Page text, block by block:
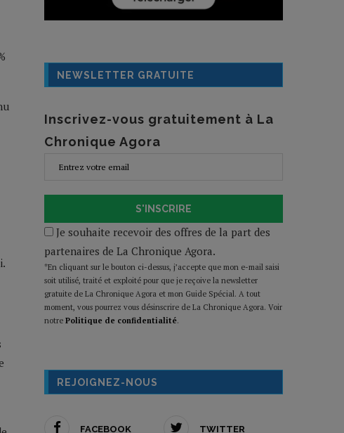
NEWSLETTER GRATUITE
Inscrivez-vous gratuitement à La
Chronique Agora
S'INSCRIRE
Je souhaite recevoir des offres de la part des
partenaires de La Chronique Agora.
*En cliquant sur le bouton ci-dessus, j’accepte que mon e-mail saisi
soit utilisé, traité et exploité pour que je reçoive la newsletter
gratuite de La Chronique Agora et mon Guide Spécial. A tout
moment, vous pourrez vous désinscrire de La Chronique Agora. Voir
notre Politique de confidentialité.
REJOIGNEZ-NOUS
FACEBOOK TWITTER